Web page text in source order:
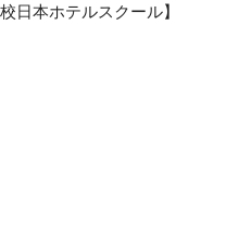
日本ホテルスクール】